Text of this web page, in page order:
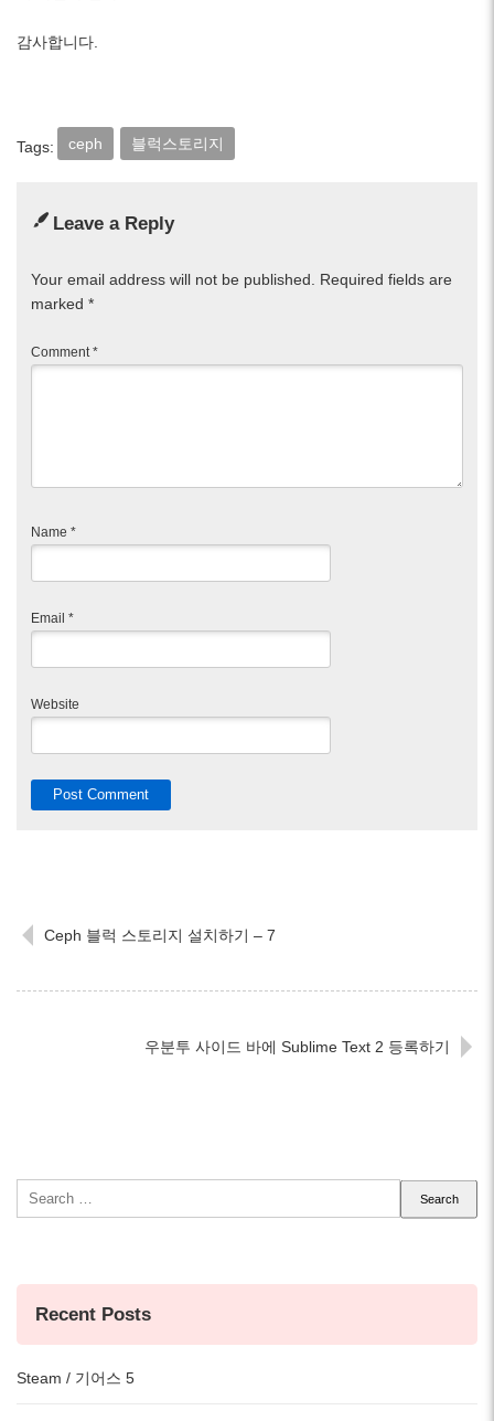
감사합니다.
Tags: ceph 블럭스토리지
Leave a Reply
Your email address will not be published.
Required fields are
marked *
Comment*
Name *
Email *
Website
Ceph 블럭 스토리지 설치하기 – 7
우분투 사이드 바에 Sublime Text 2 등록하기
Search
for:
Recent Posts
Steam / 기어스 5